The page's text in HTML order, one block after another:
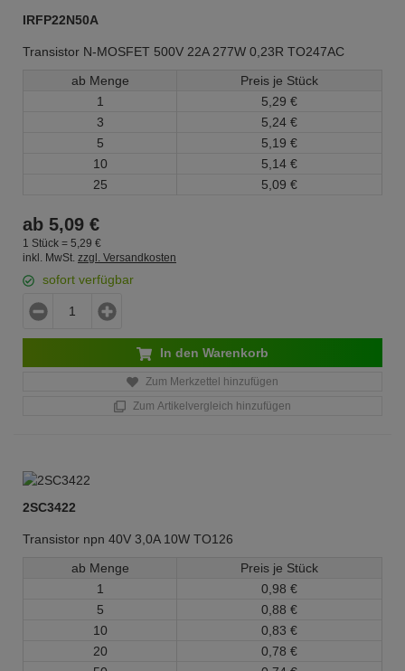
IRFP22N50A
Transistor N-MOSFET 500V 22A 277W 0,23R TO247AC
ab Menge
Preis je Stück
1
5, 29 €
3
5, 24 €
5
5, 19 €
10
5, 14 €
25
5, 09 €
ab 5,09 €
1 Stück = 5, 29 €
inkl. MwSt. zzgl. Versandkosten
sofort verfügbar
In den Warenkorb
Zum Merkzettel hinzufügen
Zum Artikelvergleich hinzufügen
2SC3422
Transistor npn 40V 3,0A 10W TO126
ab Menge
Preis je Stück
1
0, 98 €
5
0, 88 €
10
0, 83 €
20
0, 78 €